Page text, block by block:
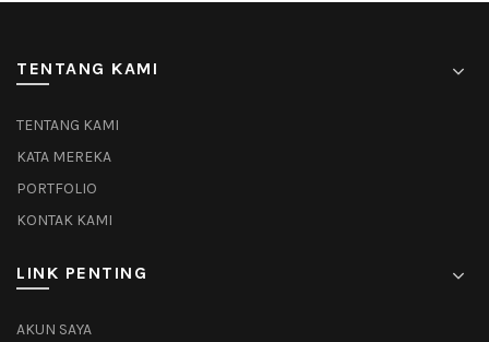
TENTANG KAMI
TENTANG KAMI
KATA MEREKA
PORTFOLIO
KONTAK KAMI
LINK PENTING
AKUN SAYA